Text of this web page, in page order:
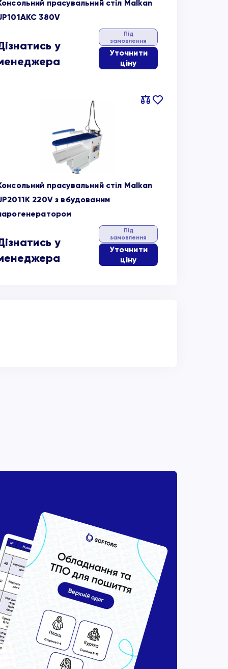
прасувальний стіл Malkan
380V
у
Під
замовлення
Уточнити
ціну
Порівняти
В
прасувальний стіл Malkan
220V з вбудованим
у
Під
замовлення
Уточнити
ціну